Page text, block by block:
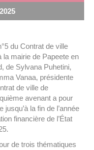
du Contrat de ville
la mairie de Papeete en
de Sylvana Puhetini,
Vanaa, présidente
de ville de
avenant a pour
la fin de l’année
financière de l’État
de trois thématiques